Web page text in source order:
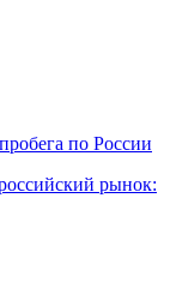
по России
рынок: